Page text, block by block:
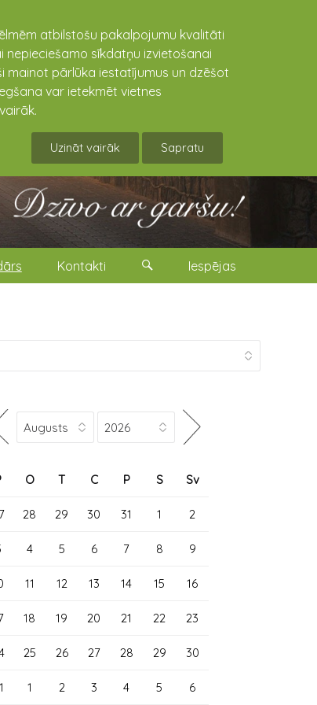
atbilstošu pakalpojumu kvalitāti
sīkdatņu izvietošanai
mainot pārlūka iestatījumus un dzēšot
var ietekmēt vietnes
Uzināt vairāk Sapratu
Kontakti Iespējas
O T C P S Sv
28 29 30 31 1 2
4 5 6 7 8 9
11 12 13 14 15 16
18 19 20 21 22 23
25 26 27 28 29 30
1 2 3 4 5 6